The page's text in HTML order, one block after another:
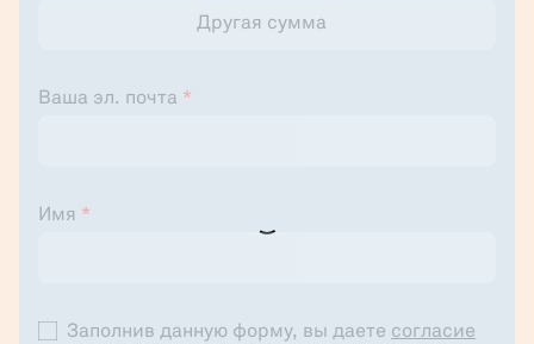
Ваша эл. почта *
Имя *
Заполнив данную форму, вы даете согласие